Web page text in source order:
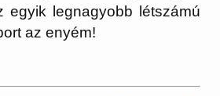
egyik legnagyobb létszámú
az enyém!